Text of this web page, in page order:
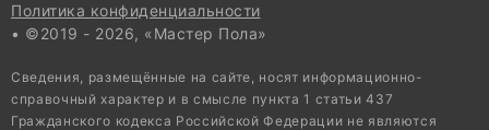
Политика конфиденциальности
• ©2019 - 2026, «Мастер Пола»
Сведения, размещённые на сайте, носят информационно-
справочный характер и в смысле пункта 1 статьи 437
Гражданского кодекса Российской Федерации не являются